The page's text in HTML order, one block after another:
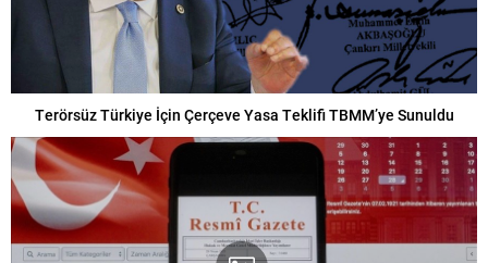
Terörsüz Türkiye İçin Çerçeve Yasa Teklifi TBMM’ye Sunuldu